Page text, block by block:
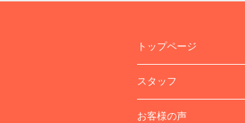
トップページ
スタッフ
お客様の声